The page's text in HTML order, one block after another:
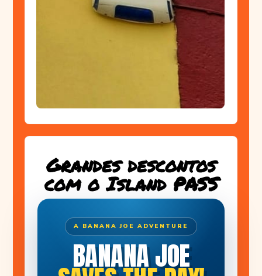
Grandes descontos
com o Island PASS
A BANANA JOE ADVENTURE
BANANA JOE